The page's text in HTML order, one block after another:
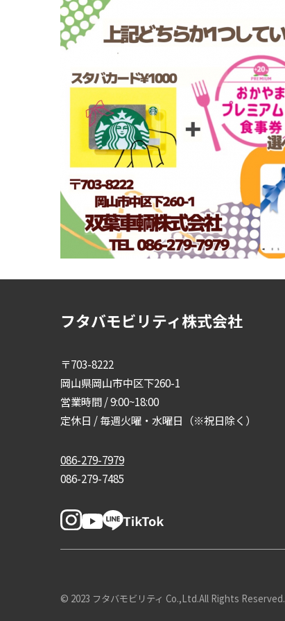
フタバモビリティ株式会社
〒703-8222
岡山県岡山市中区下260-1
営業時間 / 9:00~18:00
定休日 / 毎週火曜・水曜日（※祝日除く）
086-279-7979
086-279-7485
© 2023 フタバモビリティ Co.,Ltd.All Rights Reserved.